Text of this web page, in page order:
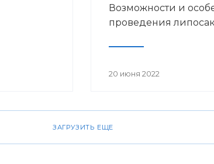
Возможности и
проведения
20 июня 2022
ЗАГРУЗИТЬ ЕЩЕ